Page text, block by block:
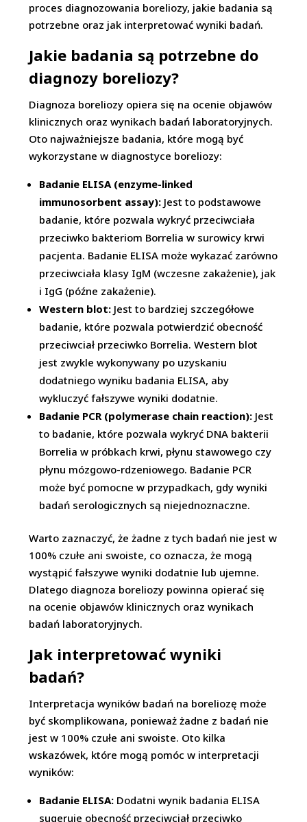
proces diagnozowania boreliozy, jakie badania są
potrzebne oraz jak interpretować wyniki badań.
Jakie badania są potrzebne do
diagnozy boreliozy?
Diagnoza boreliozy opiera się na ocenie objawów
klinicznych oraz wynikach badań laboratoryjnych.
Oto najważniejsze badania, które mogą być
wykorzystane w diagnostyce boreliozy:
Badanie ELISA (enzyme-linked
immunosorbent assay): Jest to podstawowe
badanie, które pozwala wykryć przeciwciała
przeciwko bakteriom Borrelia w surowicy krwi
pacjenta. Badanie ELISA może wykazać zarówno
przeciwciała klasy IgM (wczesne zakażenie), jak
i IgG (późne zakażenie).
Western blot: Jest to bardziej szczegółowe
badanie, które pozwala potwierdzić obecność
przeciwciał przeciwko Borrelia. Western blot
jest zwykle wykonywany po uzyskaniu
dodatniego wyniku badania ELISA, aby
wykluczyć fałszywe wyniki dodatnie.
Badanie PCR (polymerase chain reaction): Jest
to badanie, które pozwala wykryć DNA bakterii
Borrelia w próbkach krwi, płynu stawowego czy
płynu mózgowo-rdzeniowego. Badanie PCR
może być pomocne w przypadkach, gdy wyniki
badań serologicznych są niejednoznaczne.
Warto zaznaczyć, że żadne z tych badań nie jest w
100% czułe ani swoiste, co oznacza, że mogą
wystąpić fałszywe wyniki dodatnie lub ujemne.
Dlatego diagnoza boreliozy powinna opierać się
na ocenie objawów klinicznych oraz wynikach
badań laboratoryjnych.
Jak interpretować wyniki
badań?
Interpretacja wyników badań na boreliozę może
być skomplikowana, ponieważ żadne z badań nie
jest w 100% czułe ani swoiste. Oto kilka
wskazówek, które mogą pomóc w interpretacji
wyników:
Badanie ELISA: Dodatni wynik badania ELISA
sugeruje obecność przeciwciał przeciwko